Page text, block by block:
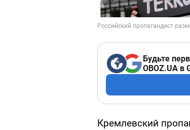
Будьте
OBOZ.UA в
Кремлевский